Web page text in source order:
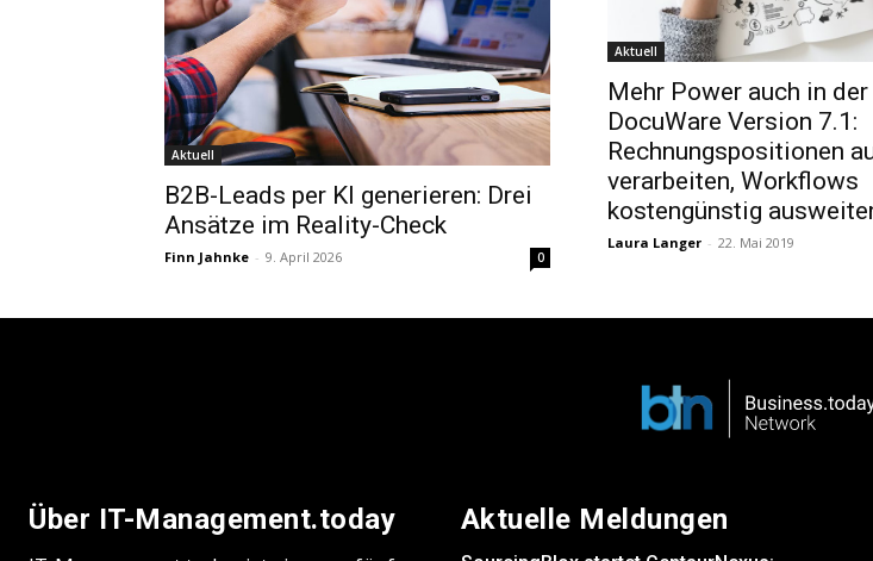
Aktuell
B2B-Leads per KI generieren: Drei
Ansätze im Reality-Check
Finn Jahnke - 9. April 2026 0
Aktuell
Mehr Power auch in
DocuWare Version 7.1:
Rechnungspositionen
verarbeiten, Workflows
kostengünstig
Laura Langer - 22. Mai 2019
Über IT-Management.today Aktuelle Meldungen